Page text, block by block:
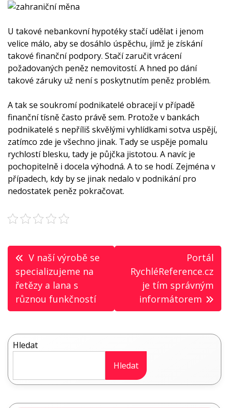
U takové nebankovní hypotéky stačí udělat i jenom
velice málo, aby se dosáhlo úspěchu, jímž je získání
takové finanční podpory. Stačí zaručit vrácení
požadovaných peněz nemovitostí. A hned po dání
takové záruky už není s poskytnutím peněz problém.
A tak se soukromí podnikatelé obracejí v případě
finanční tísně často právě sem. Protože v bankách
podnikatelé s nepříliš skvělými vyhlídkami sotva uspějí,
zatímco zde je všechno jinak. Tady se uspěje pomalu
rychlostí blesku, tady je půjčka jistotou. A navíc je
pochopitelně i docela výhodná. A to se hodí. Zejména v
případech, kdy by se jinak nedalo v podnikání pro
nedostatek peněz pokračovat.
Navigace
pro
příspěvek
V naší výrobě se
specializujeme na
řetězy a lana s
různou funkčností
Portál
RychléReference.cz
je tím správným
informátorem
Hledat
Hledat